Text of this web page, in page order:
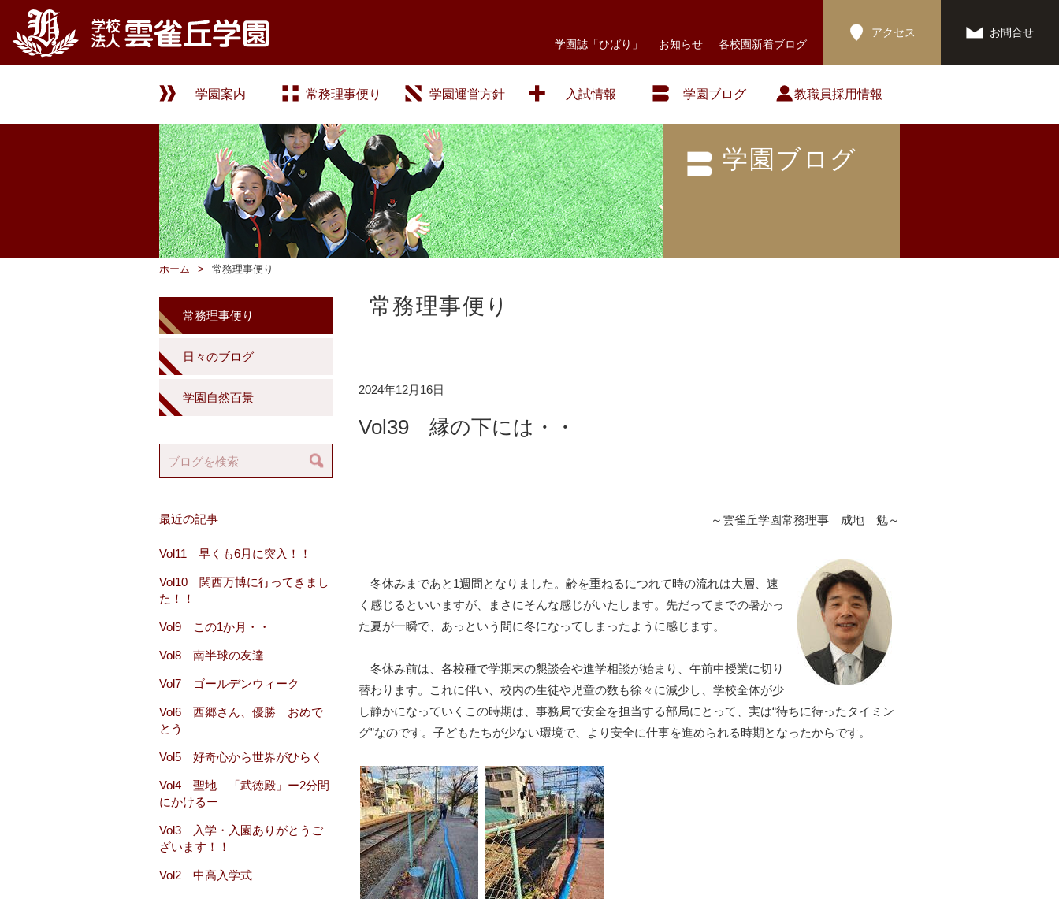
学園誌「ひばり」 お知らせ 各校園新着ブログ
アクセス お問合せ
学園案内 常務理事便り 学園運営方針 入試情報 学園ブログ 教職員採用情報
学園ブログ
ホーム 常務理事便り
常務理事便り
2024年12月16日
Vol39 縁の下には・・
～雲雀丘学園常務理事 成地 勉～
冬休みまであと1週間となりました。齢を重ねるにつれて時の流れは大層、速
く感じるといいますが、まさにそんな感じがいたします。先だってまでの暑かっ
た夏が一瞬で、あっという間に冬になってしまったように感じます。
冬休み前は、各校種で学期末の懇談会や進学相談が始まり、午前中授業に切り
替わります。これに伴い、校内の生徒や児童の数も徐々に減少し、学校全体が少
し静かになっていくこの時期は、事務局で安全を担当する部局にとって、実は“待ちに待ったタイミン
グ”なのです。子どもたちが少ない環境で、より安全に仕事を進められる時期となったからです。
常務理事便り
日々のブログ
学園自然百景
最近の記事
Vol11 早くも6月に突入！！
Vol10 関西万博に行ってきまし
た！！
Vol9 この1か月・・
Vol8 南半球の友達
Vol7 ゴールデンウィーク
Vol6 西郷さん、優勝 おめで
とう
Vol5 好奇心から世界がひらく
Vol4 聖地 「武徳殿」ー2分間
にかけるー
Vol3 入学・入園ありがとうご
ざいます！！
Vol2 中高入学式